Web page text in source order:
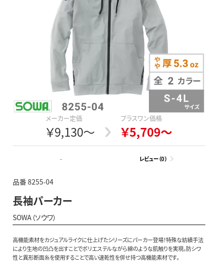
メーカー定価
￥9,130～
プラスワン価格
￥5,709～
- レビュー（0）
品番 8255-04
長袖パーカー
SOWA（ソウワ）
高機能素材をカジュアルライクに仕上げたシリーズにパーカー登場！特殊な紡績手法
により生地の凹凸を出すことでポリエステルながら綿のような肌触りを実現。防シワ
性と異形断面糸を使用することで高い速乾性を併せ持つ高機能素材です。